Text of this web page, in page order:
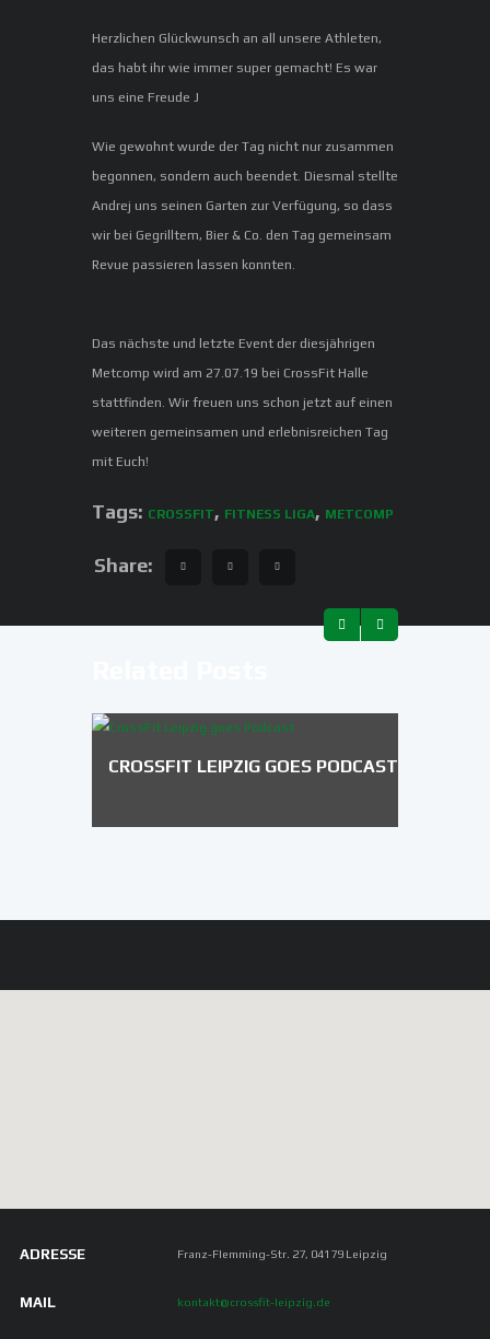
Herzlichen Glückwunsch an all unsere Athleten,
das habt ihr wie immer super gemacht! Es war
uns eine Freude J
Wie gewohnt wurde der Tag nicht nur zusammen
begonnen, sondern auch beendet. Diesmal stellte
Andrej uns seinen Garten zur Verfügung, so dass
wir bei Gegrilltem, Bier & Co. den Tag gemeinsam
Revue passieren lassen konnten.
Das nächste und letzte Event der diesjährigen
Metcomp wird am 27.07.19 bei CrossFit Halle
stattfinden. Wir freuen uns schon jetzt auf einen
weiteren gemeinsamen und erlebnisreichen Tag
mit Euch!
Tags: CROSSFIT, FITNESS LIGA, METCOMP
Share:
CROSSFIT LEIPZIG GOES PODCAST
ADRESSE Franz-Flemming-Str. 27, 04179 Leipzig
MAIL kontakt@crossfit-leipzig.de